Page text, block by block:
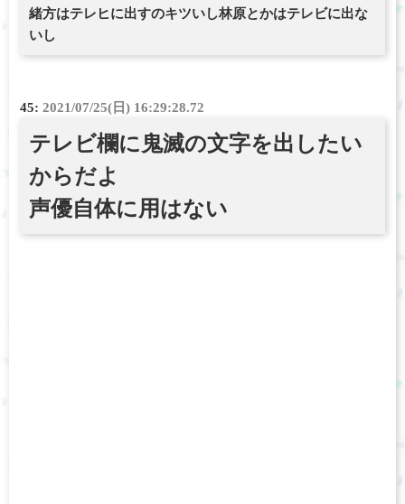
緒方はテレヒに出すのキツいし林原とかはテレビに出な
いし
45: 2021/07/25(日) 16:29:28.72
テレビ欄に鬼滅の文字を出したい
からだよ
声優自体に用はない